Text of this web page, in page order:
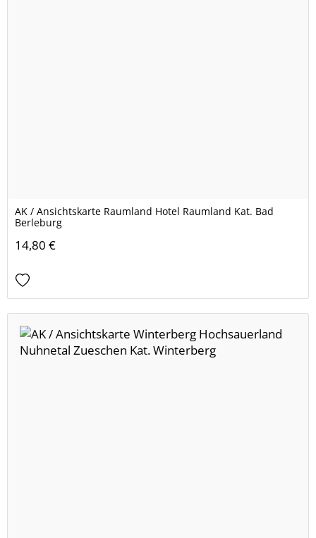
AK / Ansichtskarte Raumland Hotel Raumland Kat. Bad
Berleburg
14,80 €